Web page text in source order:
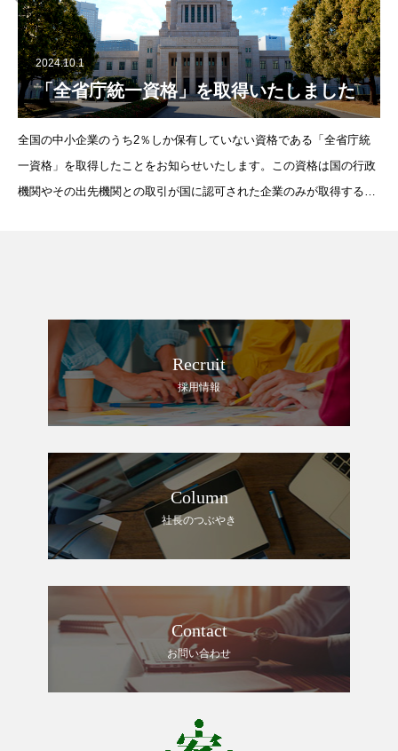
2024.10.1
「全省庁統一資格」を取得いたしました
全国の中小企業のうち2％しか保有していない資格である「全省庁統
一資格」を取得したことをお知らせいたします。この資格は国の行政
機関やその出先機関との取引が国に認可された企業のみが取得するこ
Recruit
採用情報
Column
社長のつぶやき
Contact
お問い合わせ